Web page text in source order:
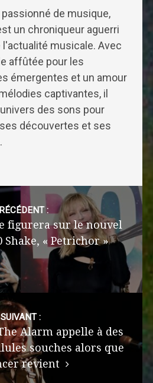
de musique,
un chroniqueur aguerri
musicale. Avec
affûtée pour les
émergentes et un amour
captivantes, il
des sons pour
découvertes et ses
:
figurera sur le nouvel
Shake, « Petrichor »
SUIVANT :
Alarm appelle à des
souches alors que
revient